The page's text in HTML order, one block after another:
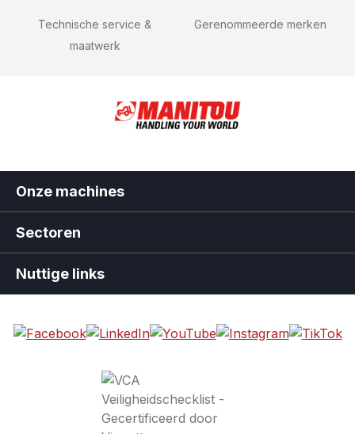
Technische service &
maatwerk
Gerenommeerde merken
Onze machines
Sectoren
Nuttige links